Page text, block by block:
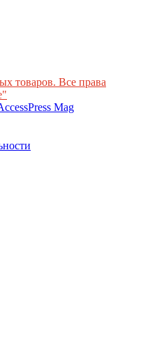
товаров. Все права
Mag